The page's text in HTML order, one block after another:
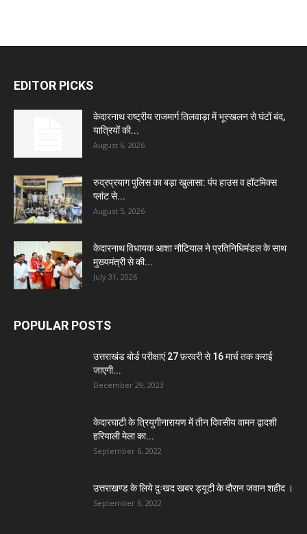
EDITOR PICKS
केदारनाथ राष्ट्रीय राजमार्ग तिलवाड़ा में भूस्खलन से घंटों बंद,
यात्रियों की...
August 6, 2026
रुद्रप्रयाग पुलिस का बड़ा खुलासा: पंप हाउस व हॉटमिक्स
प्लांट से...
August 5, 2026
केदारनाथ विधायक आशा नौटियाल ने प्रतिनिधिमंडल के साथ
मुख्यमंत्री से की...
July 31, 2026
POPULAR POSTS
उत्तराखंड बोर्ड परीक्षाएं 27 फ़रवरी से 16 मार्च तक कराई
जाएगी...
December 29, 2023
केदारघाटी के त्रियुगीनारायण में तीन दिवसीय वामन द्वादशी
हरियाली मेला का...
September 6, 2022
उत्तराखण्ड के लिये दुःखद खबर ड्यूटी के दौरान जवान शहीद ।
September 6, 2022